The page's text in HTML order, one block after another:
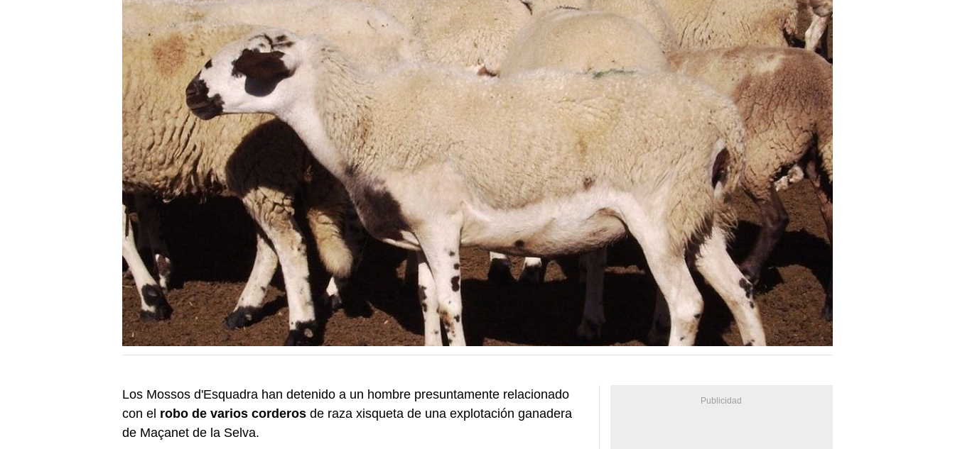
Los Mossos d'Esquadra han detenido a un hombre presuntamente relacionado
con el robo de varios corderos de raza xisqueta de una explotación ganadera
de Maçanet de la Selva.